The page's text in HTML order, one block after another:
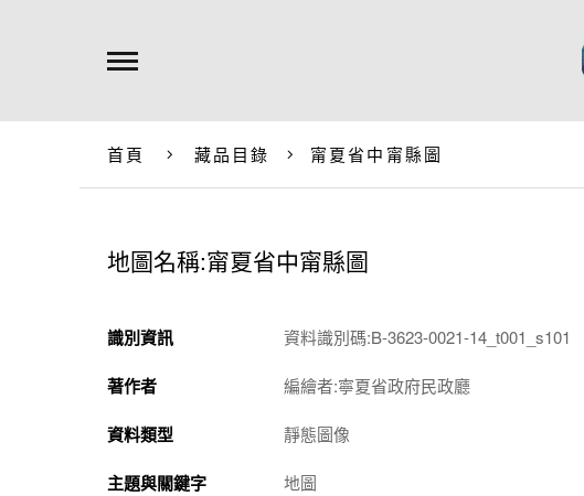
首頁 藏品目錄 甯夏省中甯縣圖
地圖名稱:甯夏省中甯縣圖
識別資訊 資料識別碼:B-3623-0021-14_t001_s101
著作者 編繪者:寧夏省政府民政廳
資料類型 靜態圖像
主題與關鍵字 地圖